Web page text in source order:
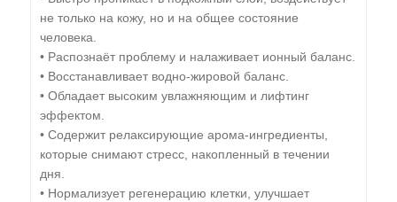
не только на кожу, но и на общее состояние
человека.
• Распознаёт проблему и налаживает ионный баланс.
• Восстанавливает водно-жировой баланс.
• Обладает высоким увлажняющим и лифтинг
эффектом.
• Содержит релаксирующие арома-ингредиенты,
которые снимают стресс, накопленный в течении
дня.
• Нормализует регенерацию клетки, улучшает